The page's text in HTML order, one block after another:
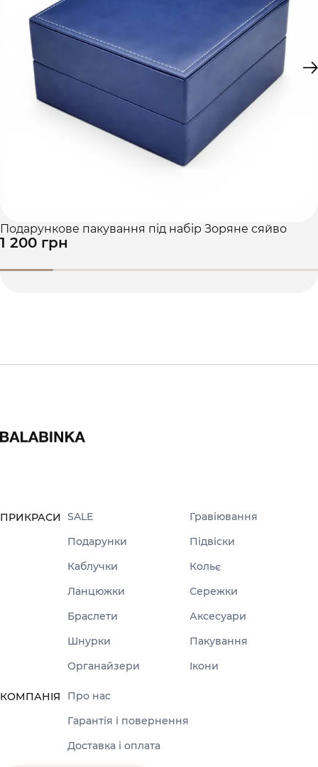
Подарункове пакування під набір Зоряне сяйво
1 200 грн
ПРИКРАСИ SALE
Гравіювання
Подарунки
Підвіски
Каблучки
Кольє
Ланцюжки
Сережки
Браслети
Аксесуари
Шнурки
Пакування
Органайзери
Ікони
КОМПАНІЯ
Про нас
Гарантія і повернення
Доставка і оплата